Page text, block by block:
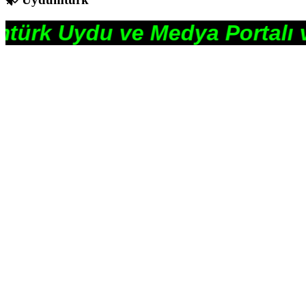
ve Medya Portalı ve